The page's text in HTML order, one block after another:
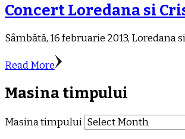
Concert Loredana si
Sâmbătă, 16 februarie 2013,
Read More
Masina timpului
Masina timpului